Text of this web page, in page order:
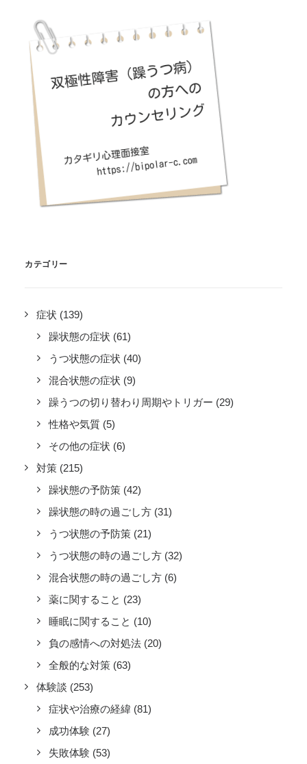
カテゴリー
症状 (139)
躁状態の症状 (61)
うつ状態の症状 (40)
混合状態の症状 (9)
躁うつの切り替わり周期やトリガー (29)
性格や気質 (5)
その他の症状 (6)
対策 (215)
躁状態の予防策 (42)
躁状態の時の過ごし方 (31)
うつ状態の予防策 (21)
うつ状態の時の過ごし方 (32)
混合状態の時の過ごし方 (6)
薬に関すること (23)
睡眠に関すること (10)
負の感情への対処法 (20)
全般的な対策 (63)
体験談 (253)
症状や治療の経緯 (81)
成功体験 (27)
失敗体験 (53)